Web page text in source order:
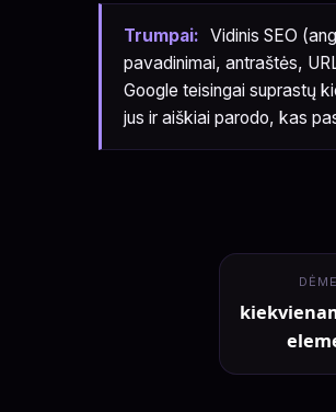
Trumpai: Vidinis SEO
pavadinimai, antraštės,
Google teisingai suprastų
jus ir aiškiai parodo, kas